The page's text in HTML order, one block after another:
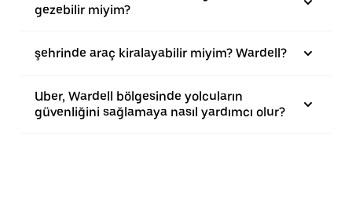
gezebilir miyim?
şehrinde araç kiralayabilir miyim? Wardell?
Uber, Wardell bölgesinde yolcuların
güvenliğini sağlamaya nasıl yardımcı olur?